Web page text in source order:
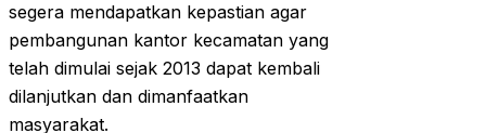
segera mendapatkan kepastian agar
pembangunan kantor kecamatan yang
telah dimulai sejak 2013 dapat kembali
dilanjutkan dan dimanfaatkan
masyarakat.